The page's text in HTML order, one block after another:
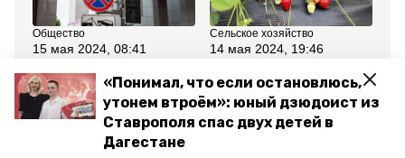
«Понимал, что если остановлюсь,
утонем втроём»: юный дзюдоист из
Ставрополя спас двух детей в
Дагестане
Общество
15 мая 2024, 08:41
установят на нескольких
улицах Ставрополя
Сельское хозяйство
14 мая 2024, 19:46
начали собирать
поспевшую землянику
Все новости